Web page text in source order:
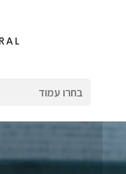
בחרו עמוד